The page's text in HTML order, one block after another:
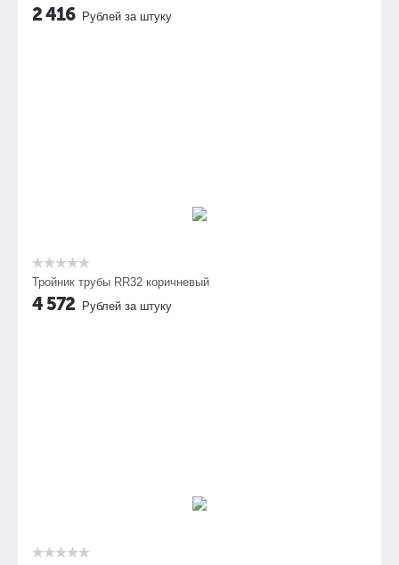
2 416 Рублей за штуку
Тройник трубы RR32 коричневый
4 572 Рублей за штуку